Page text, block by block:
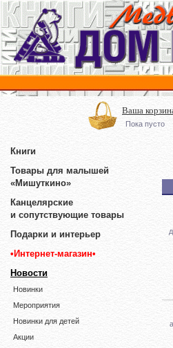
Ваша
Пока пусто
Книги
Товары для малышей
«Мишуткино»
Канцелярские
и сопутствующие товары
Подарки и интерьер
•Интернет-магазин•
Новости
Новинки
Мероприятия
Новинки для детей
Акции